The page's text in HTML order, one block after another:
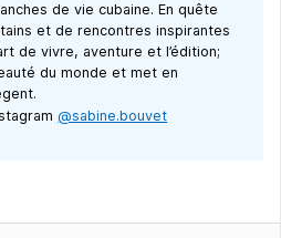
de vie cubaine. En quête
et de rencontres inspirantes
de vivre, aventure et l’édition;
du monde et met en
@sabine.bouvet